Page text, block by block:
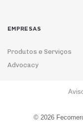
EMPRESAS
Produtos e Serviços
Advocacy
© 2026